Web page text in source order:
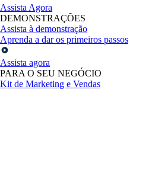
Assista Agora
DEMONSTRAÇÕES
Assista à demonstração
Aprenda a dar os primeiros passos
Assista agora
PARA O SEU NEGÓCIO
Kit de Marketing e Vendas